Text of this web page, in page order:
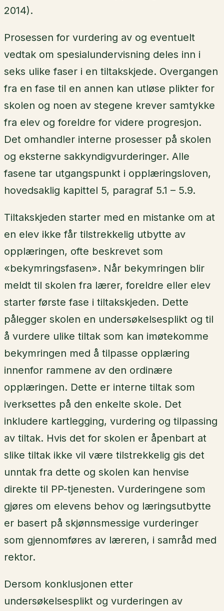
2014).
Prosessen for vurdering av og eventuelt
vedtak om spesialundervisning deles inn i
seks ulike faser i en tiltakskjede. Overgangen
fra en fase til en annen kan utløse plikter for
skolen og noen av stegene krever samtykke
fra elev og foreldre for videre progresjon.
Det omhandler interne prosesser på skolen
og eksterne sakkyndigvurderinger. Alle
fasene tar utgangspunkt i opplæringsloven,
hovedsaklig kapittel 5, paragraf 5.1 – 5.9.
Tiltakskjeden starter med en mistanke om at
en elev ikke får tilstrekkelig utbytte av
opplæringen, ofte beskrevet som
«bekymringsfasen». Når bekymringen blir
meldt til skolen fra lærer, foreldre eller elev
starter første fase i tiltakskjeden. Dette
pålegger skolen en undersøkelsesplikt og til
å vurdere ulike tiltak som kan imøtekomme
bekymringen med å tilpasse opplæring
innenfor rammene av den ordinære
opplæringen. Dette er interne tiltak som
iverksettes på den enkelte skole. Det
inkludere kartlegging, vurdering og tilpassing
av tiltak. Hvis det for skolen er åpenbart at
slike tiltak ikke vil være tilstrekkelig gis det
unntak fra dette og skolen kan henvise
direkte til PP-tjenesten. Vurderingene som
gjøres om elevens behov og læringsutbytte
er basert på skjønnsmessige vurderinger
som gjennomføres av læreren, i samråd med
rektor.
Dersom konklusjonen etter
undersøkelsesplikt og vurderingen av